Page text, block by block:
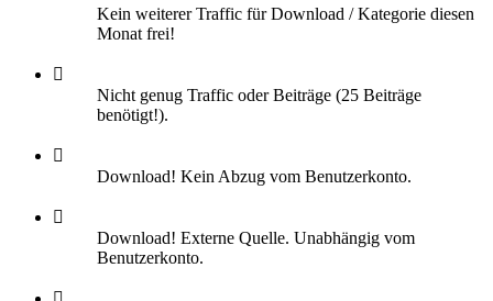
Kein weiterer Traffic für Download / Kategorie diesen
Monat frei!
Nicht genug Traffic oder Beiträge (25 Beiträge
benötigt!).
Download! Kein Abzug vom Benutzerkonto.
Download! Externe Quelle. Unabhängig vom
Benutzerkonto.